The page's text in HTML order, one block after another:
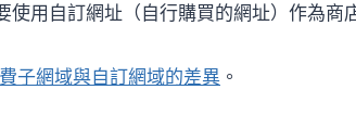
使用自訂網址（自行購買的網址）作為商
子網域與自訂網域的差異 。